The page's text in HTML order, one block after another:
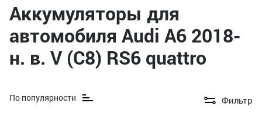
Аккумуляторы для
автомобиля Audi A6 2018-
н. в. V (C8) RS6 quattro
По популярности Фильтр